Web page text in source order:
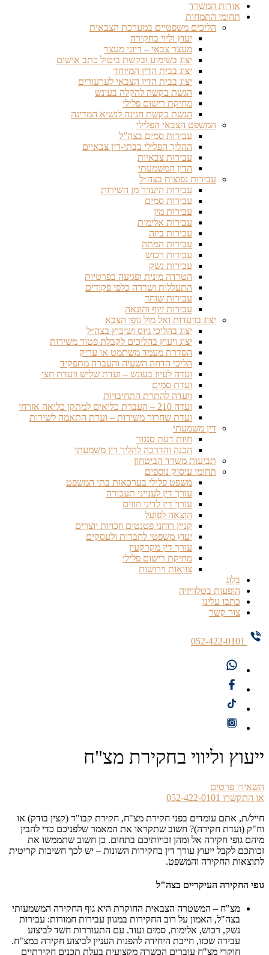
אודות המשרד
תחומי התמחות
הליכים משפטיים במערכת הצבאית
יעוץ וליוי בחקירה
מעצר צבאי – דיוני מעצר
יצוג בשימוע ובקשת ביטול כתב אישום
יצוג בבית הדין המיוחד
יצוג בבית הדין הצבאי לערעורים
הגשת בקשה להקלה בעונש
מחיקת רישום פלילי
הגשת בקשת חנינה לנשיא המדינה
המשפט הצבאי הפלילי
עבירות סמים בצה”ל
ההליך הפלילי בבתי-דין צבאיים
עבירות צבאיות
הדין המשמעתי
עבירות נפוצות בצה״ל
עבירות היעדר מן השירות
עבירות סמים
עבירות מין
עבירות אלימות
עבירות ביזה
עבירות המתה
עבירות רכוש
עבירות נשק
הטרדה מינית ופגיעה בפרטיות
התעללות ושררה כלפי פקודים
עבירות שוחד
עבירות זיוף והונאה
יצוג בוועדות ואל מול גופי הצבא
יצוג בהליכי גיוס ושיבוץ בצה״ל
יצוג ויעוץ בהליכים לקבלת פטור משירות
הסדרת מעמד משתמט או עריק
הליכי הדחה השעיה והעברה מתפקיד
ועדה לעיון בעונש – ועדת שליש וועדת חצי
ועדת סמים
וועדה להתרת התחיבויות
ועדה 210 – העברת כלואים למתקן כליאה אזרחי
ועדת שחרור משירות – ועדת התאמה לשירות
דין משמעתי
חוות דעת סנגור
הכנה והדרכה להליך דין משמעתי
תביעות משרד הביטחון
תחומי עיסוק נוספים
משפט פלילי בערכאות בתי המשפט
עורך דין לענייני תעבורה
עורך דין לדיני חוזים
הוצאה לפועל
קניין רוחני פטנטים וזכויות יוצרים
יעוץ משפטי לחברות ולעסקים
עורך דין מקרקעין
מחיקת רישום פלילי
צוואות וירושות
בלוג
הופעות בטלוויזיה
כתבו עלינו
צור קשר
052-422-0101
ייעוץ וליווי בחקירת מצ"ח
השאירו פרטים
או התקשרו 052-422-0101
חייל/ת, אתם עומדים בפני חקירת מצ"ח, חקירת קבו"ד (קצין בודק) או
וח"ק (ועדת חקירה)? חשוב שתקראו את המאמר שלפניכם כדי להבין
מיהם גופי חקירה אל ומהן זכויותיכם בתחום. כן חשוב שתממשו את
זכותכם לקבל ייעוץ עורך דין בחקירות השונות – יש לכך חשיבות קריטית
לתוצאות החקירה והמשפט.
גופי החקירה העיקריים בצה"ל
מצ"ח – המשטרה הצבאית החוקרת היא גוף החקירה המשמעותי
בצה"ל, האמון על רוב החקירות במגוון עבירות חמורות: עבירות
נשק, רכוש, אלימות, סמים ועוד. עם התעוררות חשד לביצוע
עבירה שכזו, חייבת היחידה להפנות העניין לביצוע חקירה במצ"ח.
חוקרי מצ"ח עוברים הכשרה מקצועית בעלת תכנים חקירתיים